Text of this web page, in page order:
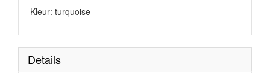
Kleur: turquoise
Details